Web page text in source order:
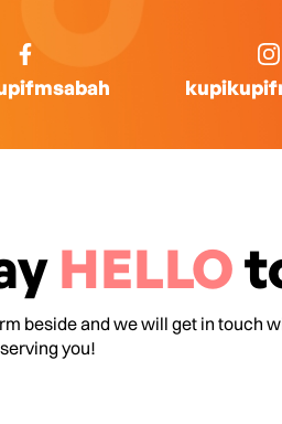
HELLO
beside and we will get in touch
you!